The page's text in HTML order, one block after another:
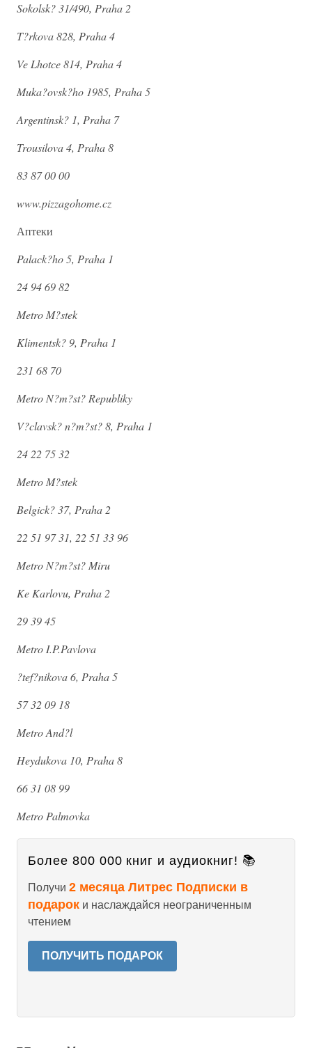
Sokolsk? 31/490, Praha 2
T?rkova 828, Praha 4
Ve Lhotce 814, Praha 4
Muka?ovsk?ho 1985, Praha 5
Argentinsk? 1, Praha 7
Trousilova 4, Praha 8
83 87 00 00
www.pizzagohome.cz
Аптеки
Palack?ho 5, Praha 1
24 94 69 82
Metro M?stek
Klimentsk? 9, Praha 1
231 68 70
Metro N?m?st? Republiky
V?clavsk? n?m?st? 8, Praha 1
24 22 75 32
Metro M?stek
Belgick? 37, Praha 2
22 51 97 31, 22 51 33 96
Metro N?m?st? Miru
Ke Karlovu, Praha 2
29 39 45
Metro I.P.Pavlova
?tef?nikova 6, Praha 5
57 32 09 18
Metro And?l
Heydukova 10, Praha 8
66 31 08 99
Metro Palmovka
Более 800 000 книг и аудиокниг! 📚
Получи 2 месяца Литрес Подписки в
подарок и наслаждайся неограниченным
чтением
ПОЛУЧИТЬ ПОДАРОК